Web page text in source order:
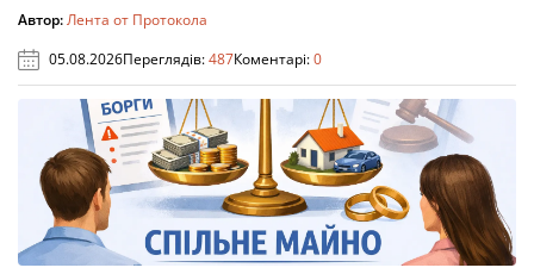
Автор:Лента от Протокола
05.08.2026Переглядів:487Коментарі:0